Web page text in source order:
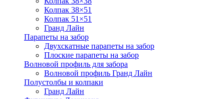
Колпак 38×51
Колпак 51×51
Гранд Лайн
Парапеты на забор
Двухскатные парапеты на забор
Плоские парапеты на забор
Волновой профиль для забора
Волновой профиль Гранд Лайн
Полустолбы и колпаки
Гранд Лайн